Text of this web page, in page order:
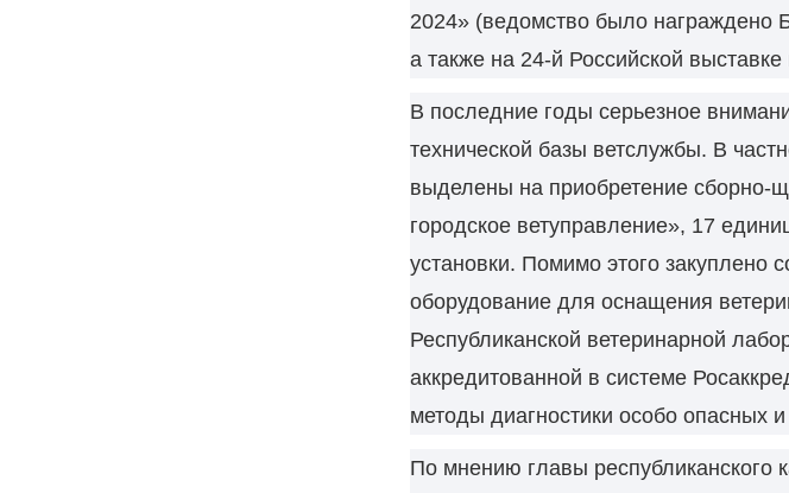
2024» (ведомство было награждено
а также на 24-й Российской
В последние годы серьезное
технической базы ветслужбы. В
выделены на приобретение сборно-
городское ветуправление», 17
установки. Помимо этого закуплено
оборудование для оснащения
Республиканской ветеринарной
аккредитованной в системе
методы диагностики особо опасных
По мнению главы республиканского